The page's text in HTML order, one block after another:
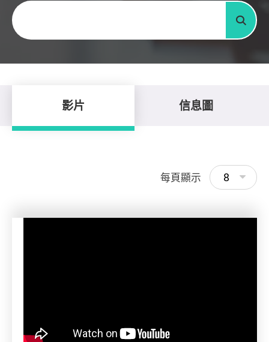
關鍵字
搜尋
影片 信息圖
每頁顯示 8